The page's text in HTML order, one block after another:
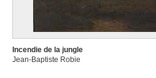
Incendie de la jungle
Jean-Baptiste Robie